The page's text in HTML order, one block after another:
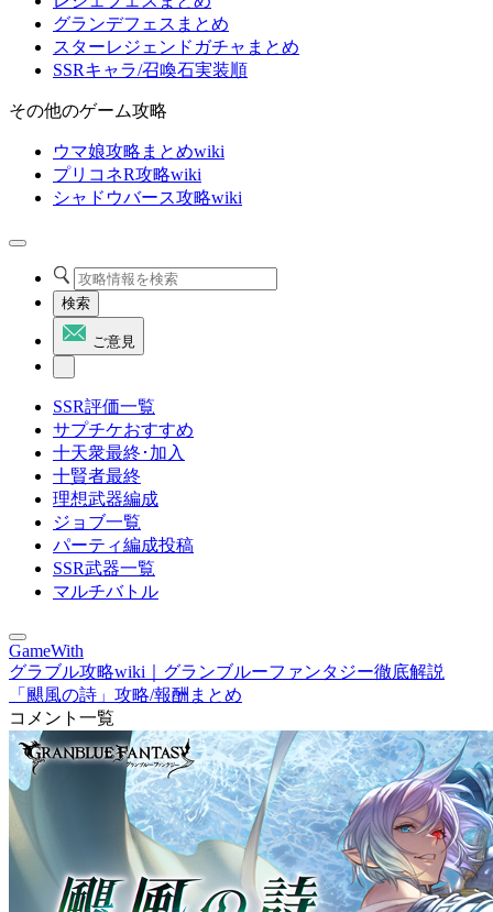
グランデフェスまとめ
スターレジェンドガチャまとめ
SSRキャラ/召喚石実装順
その他のゲーム攻略
ウマ娘攻略まとめwiki
プリコネR攻略wiki
シャドウバース攻略wiki
検索
ご意見
SSR評価一覧
サプチケおすすめ
十天衆最終･加入
十賢者最終
理想武器編成
ジョブ一覧
パーティ編成投稿
SSR武器一覧
マルチバトル
GameWith
グラブル攻略wiki｜グランブルーファンタジー徹底解説
「颶風の詩」攻略/報酬まとめ
コメント一覧